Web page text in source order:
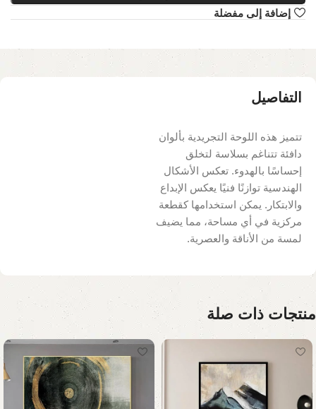
إضافة إلى مفضلة
التفاصيل
تتميز هذه اللوحة التجريدية بألوان
دافئة تتناغم بسلاسة لتخلق
إحساسًا بالهدوء. تعكس الأشكال
الهندسية توازنًا فنيًا يعكس الإبداع
والابتكار. يمكن استخدامها كقطعة
مركزية في أي مساحة، مما يضيف
لمسة من الأناقة والعصرية.
منتجات ذات صلة